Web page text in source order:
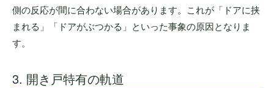
側の反応が間に合わない場合があります。これが「ドアに挟
まれる」「ドアがぶつかる」といった事象の原因となりま
す。
3. 開き戸特有の軌道